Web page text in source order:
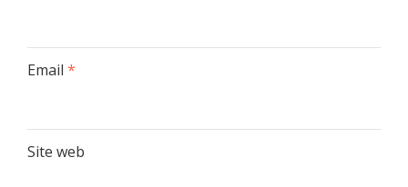
Email *
Site web